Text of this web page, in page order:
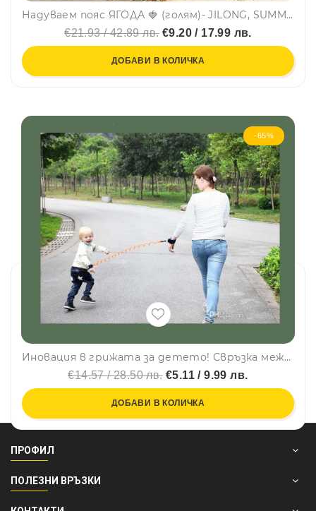
Надуваем пояс ЯГОДА 🍓 (голям)- JILONG, SUMMER ENJOY 37342
€21.93 / 42.89 лв.€9.20 / 17.99 лв.
ДОБАВИ В КОЛИЧКА
-65%
Иновация в грижата за детето! Свръзка между вас и детето - Anti Lost Strap
€14.57 / 28.50 лв.€5.11 / 9.99 лв.
ДОБАВИ В КОЛИЧКА
ПРОФИЛ
ПОЛЕЗНИ ВРЪЗКИ